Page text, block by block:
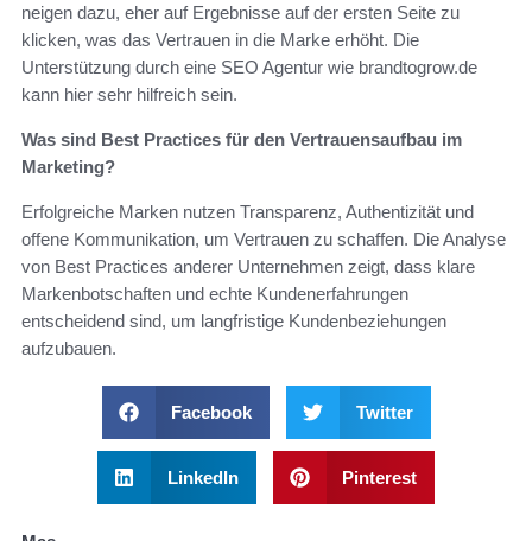
neigen dazu, eher auf Ergebnisse auf der ersten Seite zu
klicken, was das Vertrauen in die Marke erhöht. Die
Unterstützung durch eine SEO Agentur wie brandtogrow.de
kann hier sehr hilfreich sein.
Was sind Best Practices für den Vertrauensaufbau im
Marketing?
Erfolgreiche Marken nutzen Transparenz, Authentizität und
offene Kommunikation, um Vertrauen zu schaffen. Die Analyse
von Best Practices anderer Unternehmen zeigt, dass klare
Markenbotschaften und echte Kundenerfahrungen
entscheidend sind, um langfristige Kundenbeziehungen
aufzubauen.
Facebook Twitter
LinkedIn Pinterest